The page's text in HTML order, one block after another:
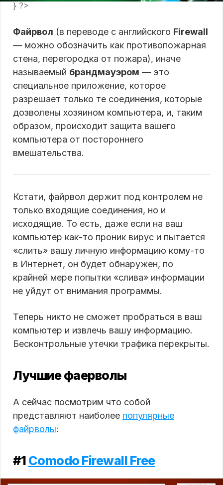
} ?>
Файрвол (в переводе с английского Firewall
— можно обозначить как противопожарная
стена, перегородка от пожара), иначе
называемый брандмауэром — это
специальное приложение, которое
разрешает только те соединения, которые
дозволены хозяином компьютера, и, таким
образом, происходит защита вашего
компьютера от постороннего
вмешательства.
Кстати, файрвол держит под контролем не
только входящие соединения, но и
исходящие. То есть, даже если на ваш
компьютер как-то проник вирус и пытается
«слить» вашу личную информацию кому-то
в Интернет, он будет обнаружен, по
крайней мере попытки «слива» информации
не уйдут от внимания программы.
Теперь никто не сможет пробраться в ваш
компьютер и извлечь вашу информацию.
Бесконтрольные утечки трафика перекрыты.
Лучшие фаерволы
А сейчас посмотрим что собой
представляют наиболее популярные
файрволы:
#1 Comodo Firewall Free